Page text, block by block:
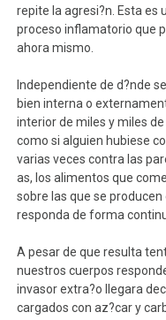
repite la agresi?n. Esta es
proceso inflamatorio que
ahora mismo.
Independiente de d?nde
bien interna o
interior de miles y miles
como si alguien hubiese
varias veces contra las
as, los alimentos que
sobre las que se
responda de forma
A pesar de que resulta
nuestros cuerpos
invasor extra?o llegara
cargados con az?car y